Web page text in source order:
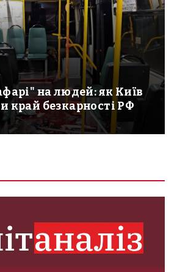
на людей: як Київ
край безкарності РФ